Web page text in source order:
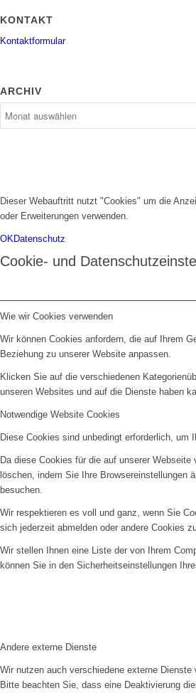
KONTAKT
Kontaktformular
ARCHIV
Dieser Webauftritt nutzt "Cookies" um die
oder Erweiterungen verwenden.
OK Datenschutz
Cookie- und
Wie wir Cookies verwenden
Wir können Cookies anfordern, die auf Ihrem
Beziehung zu unserer Website anpassen.
Klicken Sie auf die verschiedenen
unseren Websites und auf die Dienste haben
Notwendige Website Cookies
Diese Cookies sind unbedingt erforderlich, um
Da diese Cookies für die auf unserer
löschen, indem Sie Ihre Browsereinstellungen
besuchen.
Wir respektieren es voll und ganz, wenn Sie
sich jederzeit abmelden oder andere Cookies
Wir stellen Ihnen eine Liste der von Ihrem
können Sie in den Sicherheitseinstellungen
Andere externe Dienste
Wir nutzen auch verschiedene externe
Bitte beachten Sie, dass eine Deaktivierung